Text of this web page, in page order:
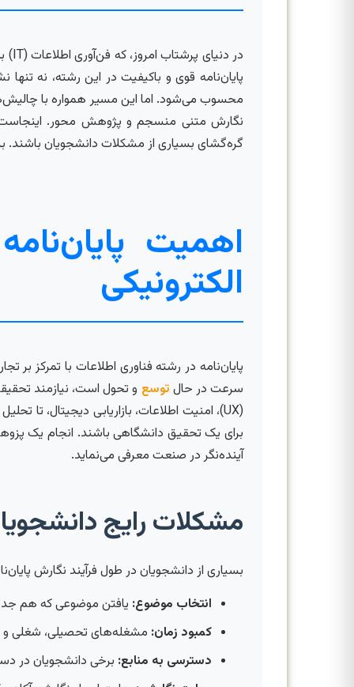
پایان‌نامه قوی و باکیفیت در این رشته، نه
محسوب می‌شود. اما این مسیر همواره با چالیش‌ها
نگارش متنی منسجم و پژوهش محور. اینجاست
گره‌گشای بسیاری از مشکلات دانشجویان باشند.
اهمیت
الکترونیکی
پایان‌نامه در رشته فناوری اطلاعات با تمرکز
سرعت در حال توسع و تحول است، نیازمند
برای یک تحقیق دانشگاهی باشند. انجام یک
آینده‌نگر در صنعت معرفی می‌نماید.
مشکلات رایج
بسیاری از دانشجویان در طول فرآیند نگارش
انتخاب موضوع: یافتن موضوعی که هم
کمبود زمان: مشغله‌های تحصیلی، شغلی و
دسترسی به منابع: برخی دانشجویان در